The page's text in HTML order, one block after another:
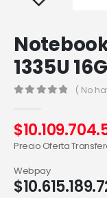
1335U
( No
$
Precio Oferta
$
Webpay